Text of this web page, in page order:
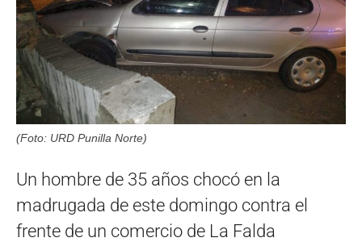
(Foto: URD Punilla Norte)
Un hombre de 35 años chocó en la
madrugada de este domingo contra el
frente de un comercio de La Falda